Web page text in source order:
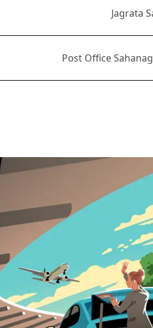
Jagrata
Post Office